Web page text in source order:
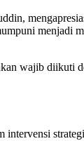
menjadi
wajib diikuti
intervensi